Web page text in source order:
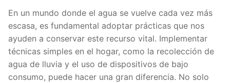
En un mundo donde el agua se vuelve cada vez más
escasa, es fundamental adoptar prácticas que nos
ayuden a conservar este recurso vital. Implementar
técnicas simples en el hogar, como la recolección de
agua de lluvia y el uso de dispositivos de bajo
consumo, puede hacer una gran diferencia. No solo